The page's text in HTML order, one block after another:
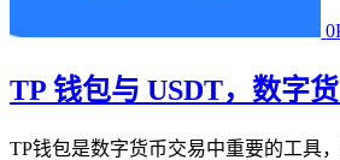
TP 钱包与 USDT，数字
TP钱包是数字货币交易中重要的工具